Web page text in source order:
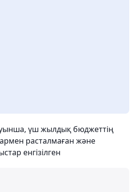
үш жылдық бюджеттің
расталмаған және
енгізілген